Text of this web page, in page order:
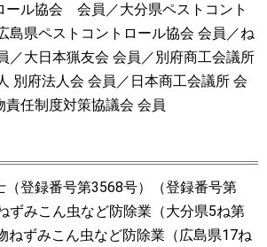
ール協会 会員／大分県ペストコント
島県ペストコントロール協会 会員／ね
／大日本猟友会 会員／別府商工会議所
別府法人会 会員／日本商工会議所 会
責任制度対策協議会 会員
（登録番号第3568号）（登録番号第
ずみこん虫など防除業（大分県5ね第
ねずみこん虫など防除業（広島県17ね